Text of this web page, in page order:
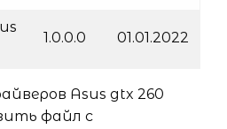
1.0.0.0 01.01.2022
Asus gtx 260
файл с